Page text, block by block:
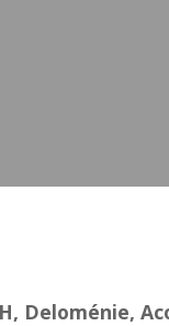
Deloménie,